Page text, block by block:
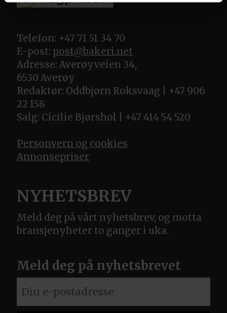
Telefon: +47 71 51 34 70
E-post: post@bakeri.net
Adresse: Averøyveien 34,
6530 Averøy
Redaktør: Oddbjørn Roksvaag | +47 906
22 158
Salg: Cicilie Bjørshol | +47 414 54 520
Personvern og cookies
Annonsepriser
NYHETSBREV
Meld deg på vårt nyhetsbrev, og motta
bransjenyheter to ganger i uka.
Meld deg på nyhetsbrevet